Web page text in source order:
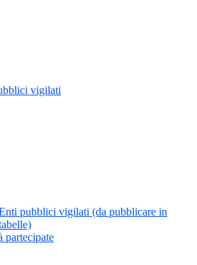
vigilati
pubblici vigilati (da pubblicare in
partecipate